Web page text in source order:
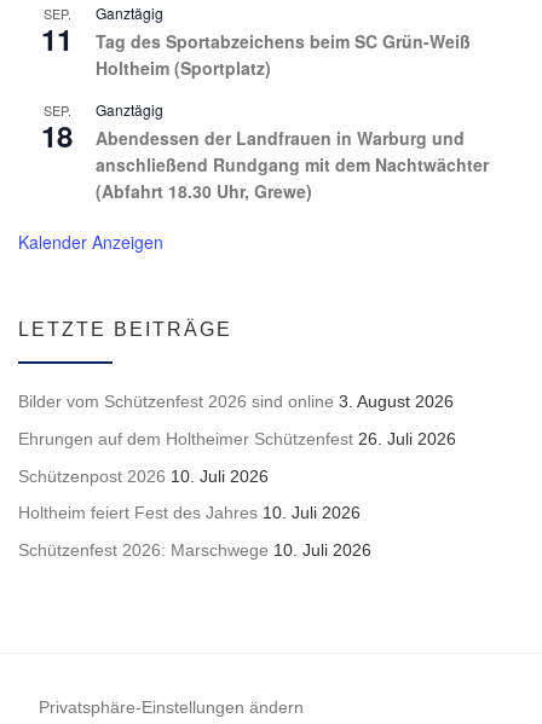
SEP.
11
Ganztägig
Tag des Sportabzeichens beim SC Grün-Weiß
Holtheim (Sportplatz)
SEP.
18
Ganztägig
Abendessen der Landfrauen in Warburg und
anschließend Rundgang mit dem Nachtwächter
(Abfahrt 18.30 Uhr, Grewe)
Kalender Anzeigen
LETZTE BEITRÄGE
Bilder vom Schützenfest 2026 sind online 3. August 2026
Ehrungen auf dem Holtheimer Schützenfest 26. Juli 2026
Schützenpost 2026 10. Juli 2026
Holtheim feiert Fest des Jahres 10. Juli 2026
Schützenfest 2026: Marschwege 10. Juli 2026
Privatsphäre-Einstellungen ändern